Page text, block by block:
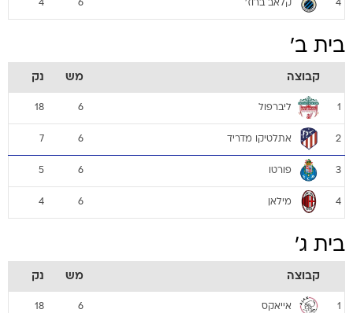
4 קלאב ברוז' 6
4
בית ב'
קבוצה מש נק
1 ליברפול 6
18
2 אתלטיקו מדריד 6
7
3 פורטו 6
5
4 מילאן 6
4
בית ג'
קבוצה מש נק
1 אייאקס 6
18